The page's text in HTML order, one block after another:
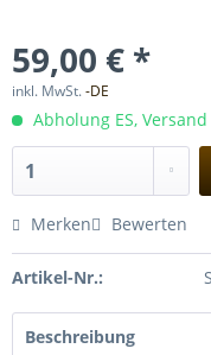
59,00 € *
inkl. MwSt.-DE
Abholung ES,
Merken Bewerten
Artikel-Nr.:
Beschreibung